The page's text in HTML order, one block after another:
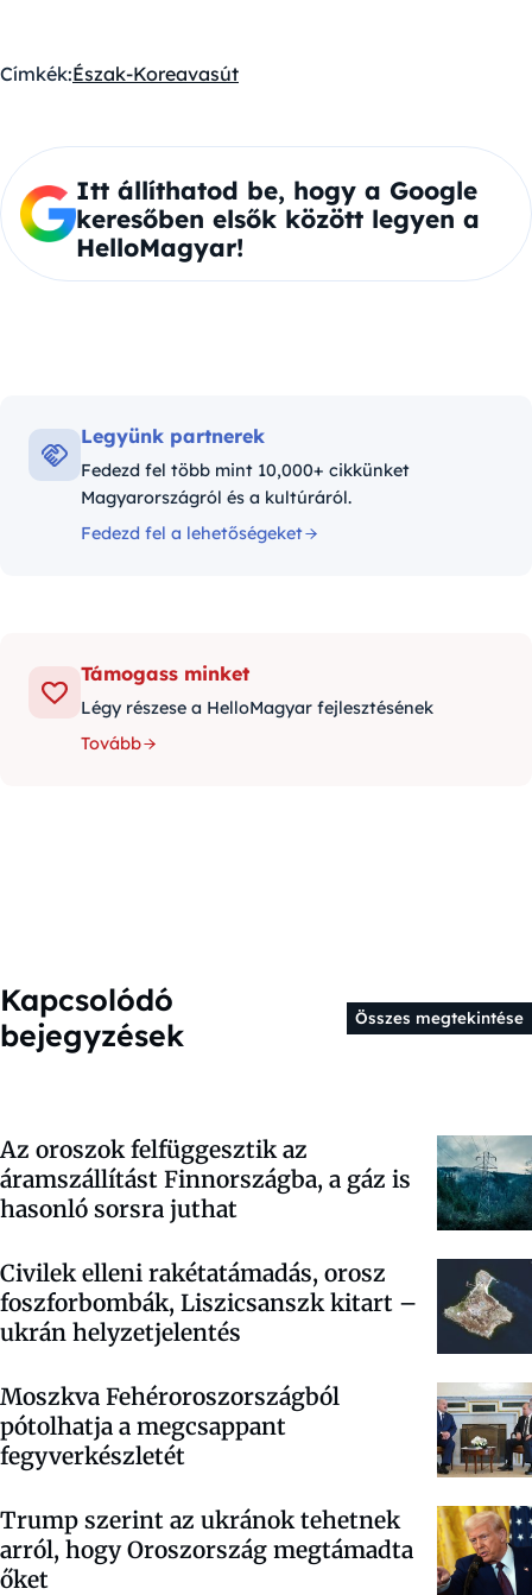
Címkék:Észak-Koreavasút
Itt állíthatod be, hogy a Google
keresőben elsők között legyen a
HelloMagyar!
Legyünk partnerek
Fedezd fel több mint 10,000+ cikkünket
Magyarországról és a kultúráról.
Fedezd fel a lehetőségeket
Támogass minket
Légy részese a HelloMagyar fejlesztésének
Tovább
Kapcsolódó
bejegyzések
Összes megtekintése
Az oroszok felfüggesztik az
áramszállítást Finnországba, a gáz is
hasonló sorsra juthat
Civilek elleni rakétatámadás, orosz
foszforbombák, Liszicsanszk kitart –
ukrán helyzetjelentés
Moszkva Fehéroroszországból
pótolhatja a megcsappant
fegyverkészletét
Trump szerint az ukránok tehetnek
arról, hogy Oroszország megtámadta
őket